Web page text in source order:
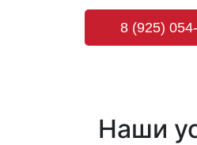
8 (925)
Наши